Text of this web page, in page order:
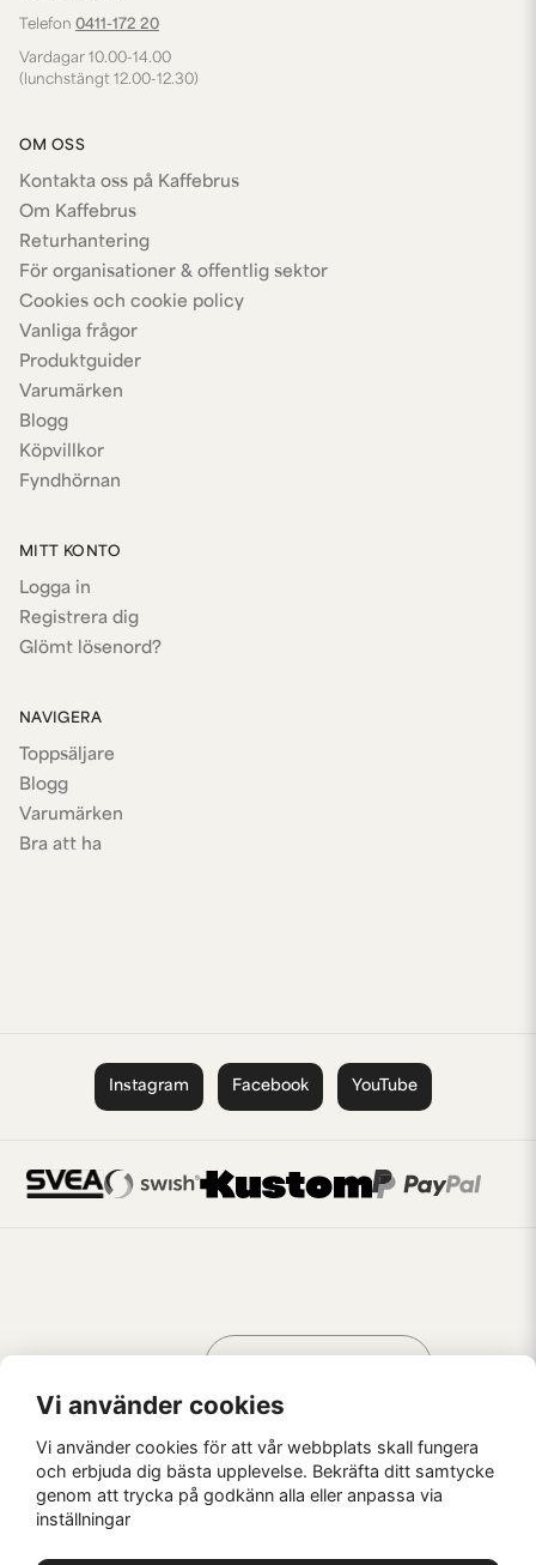
Telefon 0411-172 20
Vardagar 10.00-14.00
(lunchstängt 12.00-12.30)
OM OSS
Kontakta oss på Kaffebrus
Om Kaffebrus
Returhantering
För organisationer & offentlig sektor
Cookies och cookie policy
Vanliga frågor
Produktguider
Varumärken
Blogg
Köpvillkor
Fyndhörnan
MITT KONTO
Logga in
Registrera dig
Glömt lösenord?
NAVIGERA
Toppsäljare
Blogg
Varumärken
Bra att ha
Instagram Facebook YouTube
Kaffebrus AB, Förskeppsgatan 2, 271 55 Ystad
AV KREATÖRER
Vi använder cookies
Vi använder cookies för att vår webbplats skall fungera
och erbjuda dig bästa upplevelse. Bekräfta ditt samtycke
genom att trycka på godkänn alla eller anpassa via
inställningar